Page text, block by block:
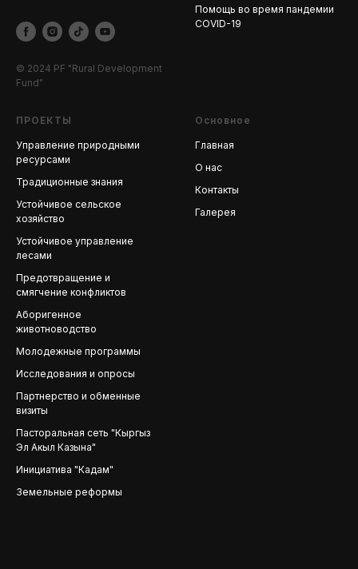
© 2024 PF "Rural Development
Fund"
Помощь во время пандемии
COVID-19
ПРОЕКТЫ
Управление природными
ресурсами
Традиционные знания
Устойчивое сельское
хозяйство
Устойчивое управление
лесами
Предотвращение и
смягчение конфликтов
Аборигенное
животноводство
Молодежные программы
Исследования и опросы
Партнерство и обменные
визиты
Пасторальная сеть "Кыргыз
Эл Акыл Казына"
Инициатива "Кадам"
Земельные реформы
Основное
Главная
О нас
Контакты
Галерея